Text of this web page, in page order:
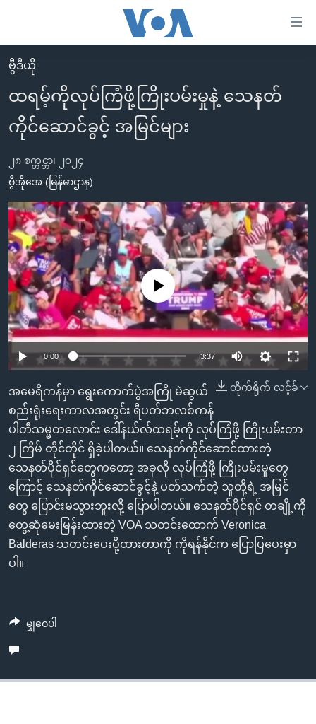
လွယ်ကူ
စေ
သည့်
Link
များ
ပင်မ
အကြောင်းအရာ
သို့
ကျော်
ကြည့်
ရန်
ပင်မ
အ
ညွန်း
စာမျက်နှာ
ကျော်
ကြည့်
ရန်
ရှာဖွေ
ရန်
နေရာ
သို့
ကျော်
ရန်
မူလစာမျက်နှာ
မြန်မာ
ကမ္ဘာ့သတင်းများ
အမေရိကန်
တရုတ်
အစ္စရေး-ပါလက်စတိုင်း
သတင်းလွတ်လပ်ခွင့်
ရပ်ဝန်းတခု လမ်းတခု အလွန်
အင်္ဂလိပ်စာလေ့လာမယ်
အမေရိကန်သုံးအီဒီယံ
မကြေးမုံရဲ့ အင်္ဂလိပ်စာ
ရုပ်ရှင်ထဲက အင်္ဂလိပ်စာ
သုတပဒေသာ အင်္ဂလိပ်စာ
အပတ်စဉ်ကဏ္ဍများ
ရေဒီယို
တီဗွီ
ရေဒီယိုနှင့်ရုပ်သံ အချက်အလက်များ
ရေဒီယို/တီဗွီအစီအစဉ်
Learning English
ဘာသာစကားများ
ဗွီဒီယို
ထရမ့်ကိုလုပ်ကြံဖို့ကြိုးပမ်းမှုနဲ့ သေနတ်
ကိုင်ဆောင်ခွင့် အမြင်များ
၂၈ စက္တင္ဘာ၊ ၂၀၂၄
ဗွီအိုအေ (မြန်မာဌာန)
No media source currently available
0:00 3:37
တိုက်ရိုက် လင့်ခ်
အမေရိကန်မှာ ရွေးကောက်ပွဲအကြို မဲဆွယ်
စည်းရုံးရေးကာလအတွင်း ရီပတ်ဘလစ်ကန်
ပါတီသမ္မတလောင်း ဒေါ်နယ်လ်ထရမ့်ကို လုပ်ကြံဖို့ ကြိုးပမ်းတာ
၂ ကြိမ် တိုင်တိုင် ရှိခဲ့ပါတယ်။ သေနတ်ကိုင်ဆောင်ထားတဲ့
သေနတ်ပိုင်ရှင်တွေကတော့ အခုလို လုပ်ကြံဖို့ ကြိုးပမ်းမှုတွေ
ကြောင့် သေနတ်ကိုင်ဆောင်ခွင့်နဲ့ ပတ်သက်တဲ့ သူတို့ရဲ့ အမြင်
တွေ ပြောင်းမသွားဘူးလို့ ပြောပါတယ်။ သေနတ်ပိုင်ရှင် တချို့ကို
တွေ့ဆုံမေးမြန်းထားတဲ့ VOA သတင်းထောက် Veronica
Balderas သတင်းပေးပို့ထားတာကို ကိုရန်နိုင်က ပြောပြပေးမှာ
ပါ။
မျှဝေပါ